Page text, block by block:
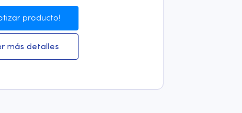
producto!
más detalles